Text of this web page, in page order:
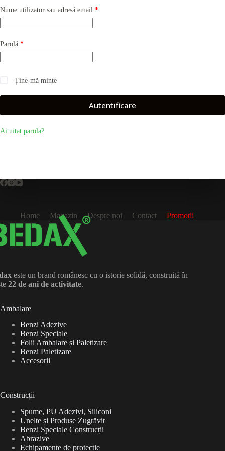
Nume utilizator sau adresă email *Obligatoriu
Parolă *Obligatoriu
Ține-mă minte
Autentificare
Ai uitat parola?
Home Magazin Despre noi Contact Promoții
este un brand românesc cu o istorie solidă, construită în
22 de ani de activitate.
Ambalare
Benzi Adezive
Benzi Speciale
Folii Ambalare și Paletizare
Benzi Paletizare
Accesorii
Construcții
Spume, PU Adezivi, Siliconi
Unelte și Produse Zugrăvit
Benzi Speciale Construcții
Abrazive
Echipamente de protecție